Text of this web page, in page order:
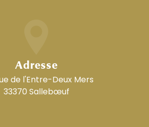
Adresse
de l'Entre-Deux Mers
33370 Sallebœuf